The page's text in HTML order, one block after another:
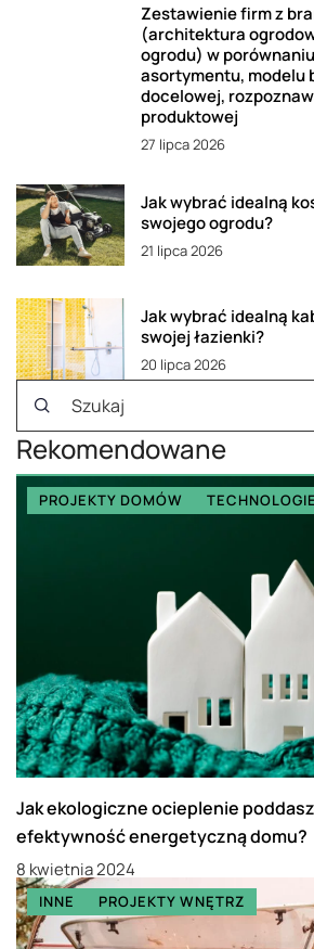
Zestawienie firm z
(architektura
ogrodu) w
asortymentu, modelu
docelowej,
produktowej
27 lipca 2026
Jak wybrać idealną
swojego ogrodu?
21 lipca 2026
Jak wybrać idealną
swojej łazienki?
20 lipca 2026
Rekomendowane
PROJEKTY DOMÓW TECHNOLOGIE
Jak ekologiczne ocieplenie
efektywność energetyczną domu?
8 kwietnia 2024
INNE PROJEKTY WNĘTRZ